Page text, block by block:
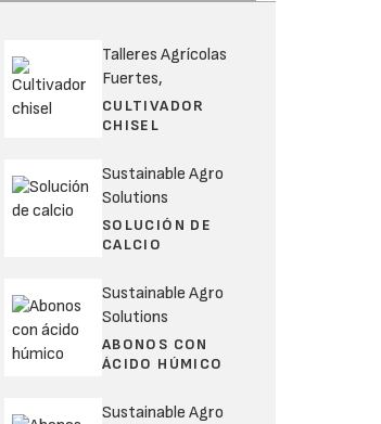
Talleres Agrícolas
Fuertes,
CULTIVADOR
CHISEL
Sustainable Agro
Solutions
SOLUCIÓN DE
CALCIO
Sustainable Agro
Solutions
ABONOS CON
ÁCIDO HÚMICO
Sustainable Agro